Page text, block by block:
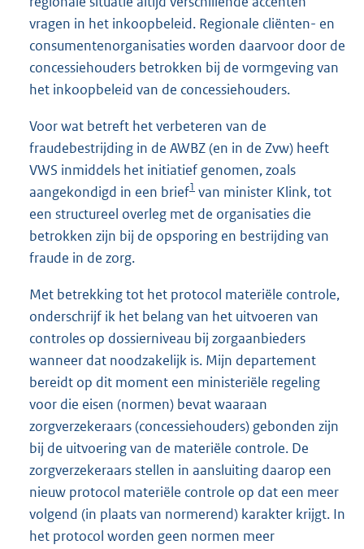
vragen in het inkoopbeleid. Regionale cliënten- en
consumentenorganisaties worden daarvoor door de
concessiehouders betrokken bij de vormgeving van
het inkoopbeleid van de concessiehouders.
Voor wat betreft het verbeteren van de
fraudebestrijding in de AWBZ (en in de Zvw) heeft
VWS inmiddels het initiatief genomen, zoals
aangekondigd in een brief1 van minister Klink, tot
een structureel overleg met de organisaties die
betrokken zijn bij de opsporing en bestrijding van
fraude in de zorg.
Met betrekking tot het protocol materiële controle,
onderschrijf ik het belang van het uitvoeren van
controles op dossierniveau bij zorgaanbieders
wanneer dat noodzakelijk is. Mijn departement
bereidt op dit moment een ministeriële regeling
voor die eisen (normen) bevat waaraan
zorgverzekeraars (concessiehouders) gebonden zijn
bij de uitvoering van de materiële controle. De
zorgverzekeraars stellen in aansluiting daarop een
nieuw protocol materiële controle op dat een meer
volgend (in plaats van normerend) karakter krijgt. In
het protocol worden geen normen meer